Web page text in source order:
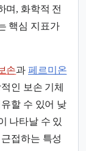
며, 화학적 전
핵심 지표가
손과페르미온
인 보손 기체
할 수 있어 낮
나타날 수 있
접하는 특성